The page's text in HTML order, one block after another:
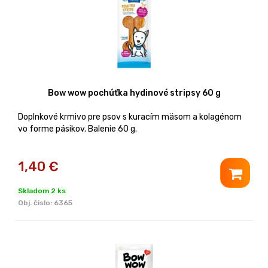
Bow wow pochúťka hydinové stripsy 60 g
Doplnkové krmivo pre psov s kuracím mäsom a kolagénom
vo forme pásikov. Balenie 60 g.
1,40 €
Skladom 2 ks
Obj. čislo: 6365